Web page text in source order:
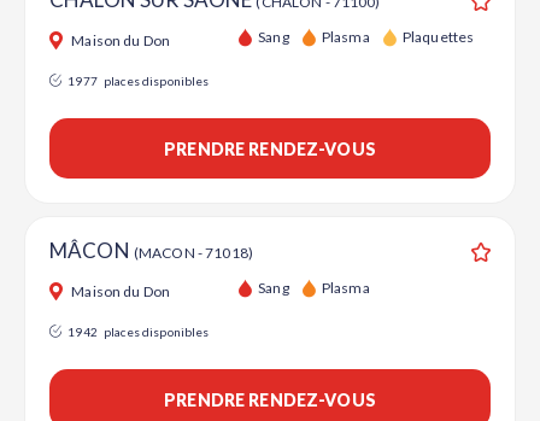
Maison du Don Sang Plasma Plaquettes
1977 places disponibles
PRENDRE RENDEZ-VOUS
MÂCON (MACON - 71018)
Maison du Don Sang Plasma
1942 places disponibles
PRENDRE RENDEZ-VOUS